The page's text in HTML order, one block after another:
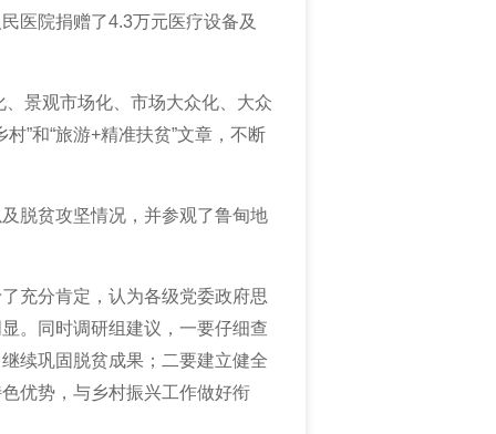
医院捐赠了4.3万元医疗设备及
、景观市场化、市场大众化、大众
”和“旅游+精准扶贫”文章，不断
脱贫攻坚情况，并参观了鲁甸地
充分肯定，认为各级党委政府思
。同时调研组建议，一要仔细查
续巩固脱贫成果；二要建立健全
优势，与乡村振兴工作做好衔